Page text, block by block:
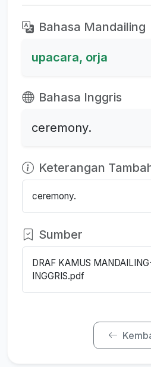
Bahasa Mandailing
upacara, orja
Bahasa Inggris
ceremony.
Keterangan
ceremony.
Sumber
DRAF KAMUS
INGGRIS.pdf